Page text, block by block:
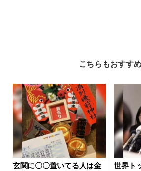
こちらもおすすめ
玄関に〇〇置いてる人は金
世界ト